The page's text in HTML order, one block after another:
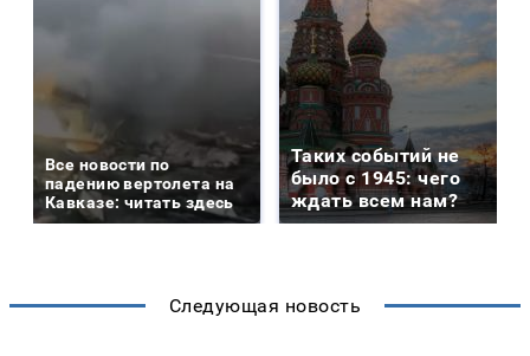
Все новости по
падению вертолета на
Кавказе: читать здесь
Таких событий не
было с 1945: чего
ждать всем нам?
Следующая новость